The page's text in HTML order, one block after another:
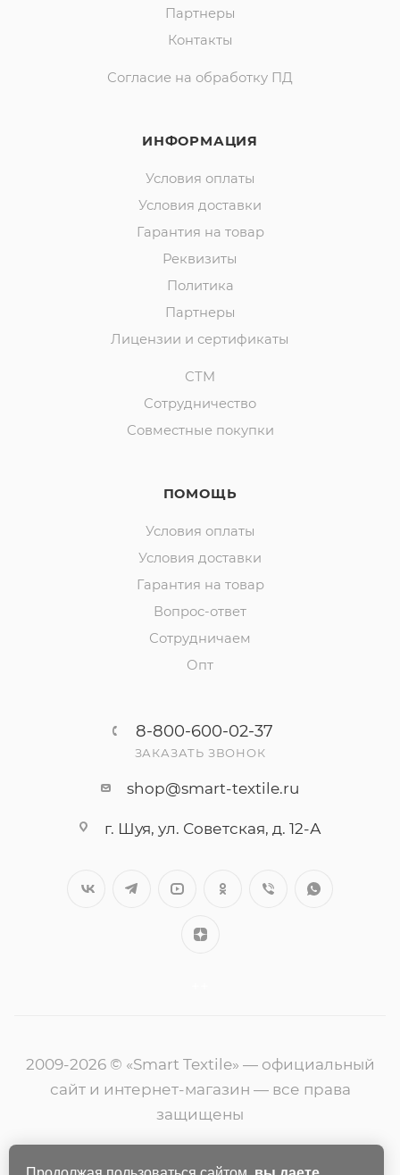
Партнеры
Контакты
Согласие на обработку ПД
ИНФОРМАЦИЯ
Условия оплаты
Условия доставки
Гарантия на товар
Реквизиты
Политика
Партнеры
Лицензии и сертификаты
СТМ
Сотрудничество
Совместные покупки
ПОМОЩЬ
Условия оплаты
Условия доставки
Гарантия на товар
Вопрос-ответ
Сотрудничаем
Опт
8-800-600-02-37
ЗАКАЗАТЬ ЗВОНОК
shop@smart-textile.ru
г. Шуя, ул. Советская, д. 12-А
2009-2026 © «Smart Textile» — официальный
сайт и интернет-магазин — все права
защищены